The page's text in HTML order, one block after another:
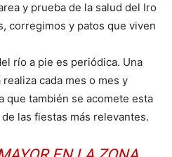
y prueba de la salud del Iro
corregimos y patos que viven
río a pie es periódica. Una
cada mes o mes y
que también se acomete esta
las fiestas más relevantes.